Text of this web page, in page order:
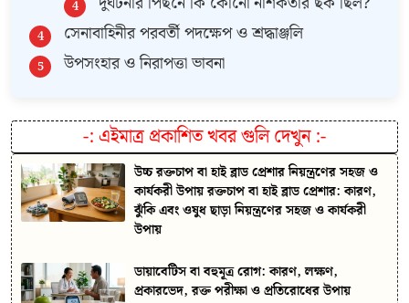
সেনাবাহিনীর পরবর্তী পদক্ষেপ ও শ্রদ্ধাঞ্জলি
উপসংহার ও নিরাপত্তা ভাবনা
-: এইমাত্র প্রকাশিত খবর গুলি দেখুন:-
উচ্চ রক্তচাপ বা হাই ব্লাড প্রেশার নিয়ন্ত্রণের সহজ ও
কার্যকরী উপায় রক্তচাপ বা হাই ব্লাড প্রেশার: কারণ,
ঝুঁকি এবং ওষুধ ছাড়া নিয়ন্ত্রণের সহজ ও কার্যকরী
উপায়
ডায়াবেটিস বা বহুমূত্র রোগ: কারণ, লক্ষণ,
প্রকারভেদ, রক্ত পরীক্ষা ও প্রতিরোধের উপায়